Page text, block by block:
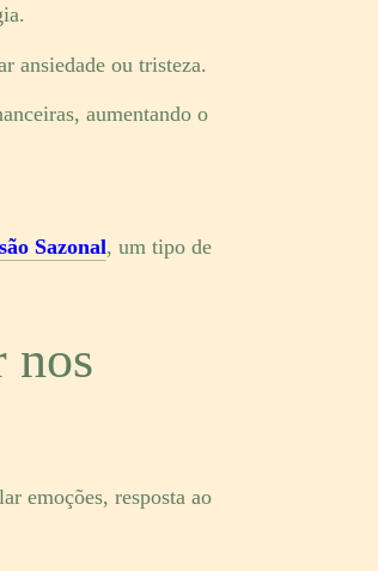
ansiedade ou tristeza.
aumentando o
Sazonal, um tipo de
nos
emoções, resposta ao